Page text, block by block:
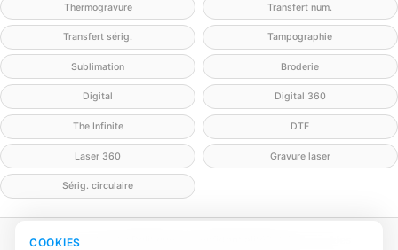
COOKIES
Thermogravure Transfert num.
Transfert sérig. Tampographie
Sublimation Broderie
Digital Digital 360
The Infinite DTF
Laser 360 Gravure laser
Sérig. circulaire
Mentions légales